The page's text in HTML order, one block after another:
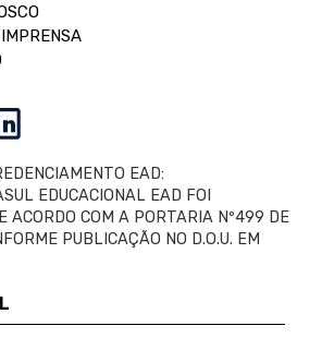
EAD:
EDUCACIONAL EAD FOI
ACORDO COM A PORTARIA Nº499 DE
PUBLICAÇÃO NO D.O.U. EM